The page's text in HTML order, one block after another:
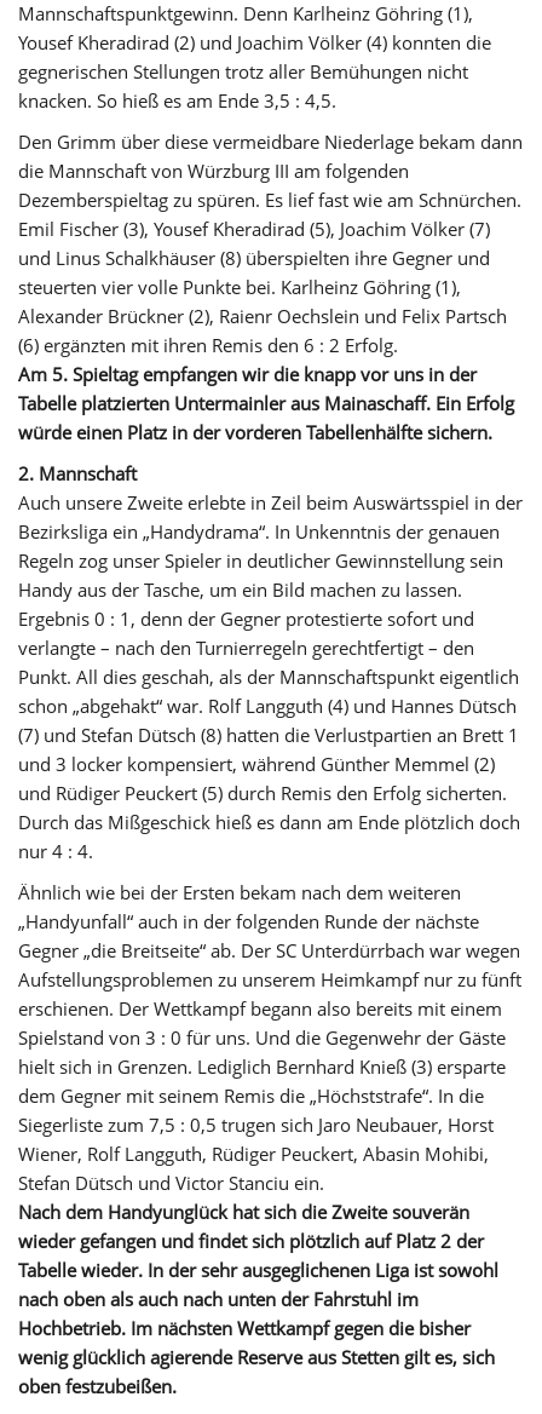
Mannschaftspunktgewinn. Denn Karlheinz Göhring (1),
Yousef Kheradirad (2) und Joachim Völker (4) konnten die
gegnerischen Stellungen trotz aller Bemühungen nicht
knacken. So hieß es am Ende 3,5 : 4,5.
Den Grimm über diese vermeidbare Niederlage bekam dann
die Mannschaft von Würzburg III am folgenden
Dezemberspieltag zu spüren. Es lief fast wie am Schnürchen.
Emil Fischer (3), Yousef Kheradirad (5), Joachim Völker (7)
und Linus Schalkhäuser (8) überspielten ihre Gegner und
steuerten vier volle Punkte bei. Karlheinz Göhring (1),
Alexander Brückner (2), Raienr Oechslein und Felix Partsch
(6) ergänzten mit ihren Remis den 6 : 2 Erfolg.
Am 5. Spieltag empfangen wir die knapp vor uns in der
Tabelle platzierten Untermainler aus Mainaschaff. Ein Erfolg
würde einen Platz in der vorderen Tabellenhälfte sichern.
2. Mannschaft
Auch unsere Zweite erlebte in Zeil beim Auswärtsspiel in der
Bezirksliga ein „Handydrama“. In Unkenntnis der genauen
Regeln zog unser Spieler in deutlicher Gewinnstellung sein
Handy aus der Tasche, um ein Bild machen zu lassen.
Ergebnis 0 : 1, denn der Gegner protestierte sofort und
verlangte – nach den Turnierregeln gerechtfertigt – den
Punkt. All dies geschah, als der Mannschaftspunkt eigentlich
schon „abgehakt“ war. Rolf Langguth (4) und Hannes Dütsch
(7) und Stefan Dütsch (8) hatten die Verlustpartien an Brett 1
und 3 locker kompensiert, während Günther Memmel (2)
und Rüdiger Peuckert (5) durch Remis den Erfolg sicherten.
Durch das Mißgeschick hieß es dann am Ende plötzlich doch
nur 4 : 4.
Ähnlich wie bei der Ersten bekam nach dem weiteren
„Handyunfall“ auch in der folgenden Runde der nächste
Gegner „die Breitseite“ ab. Der SC Unterdürrbach war wegen
Aufstellungsproblemen zu unserem Heimkampf nur zu fünft
erschienen. Der Wettkampf begann also bereits mit einem
Spielstand von 3 : 0 für uns. Und die Gegenwehr der Gäste
hielt sich in Grenzen. Lediglich Bernhard Knieß (3) ersparte
dem Gegner mit seinem Remis die „Höchststrafe“. In die
Siegerliste zum 7,5 : 0,5 trugen sich Jaro Neubauer, Horst
Wiener, Rolf Langguth, Rüdiger Peuckert, Abasin Mohibi,
Stefan Dütsch und Victor Stanciu ein.
Nach dem Handyunglück hat sich die Zweite souverän
wieder gefangen und findet sich plötzlich auf Platz 2 der
Tabelle wieder. In der sehr ausgeglichenen Liga ist sowohl
nach oben als auch nach unten der Fahrstuhl im
Hochbetrieb. Im nächsten Wettkampf gegen die bisher
wenig glücklich agierende Reserve aus Stetten gilt es, sich
oben festzubeißen.